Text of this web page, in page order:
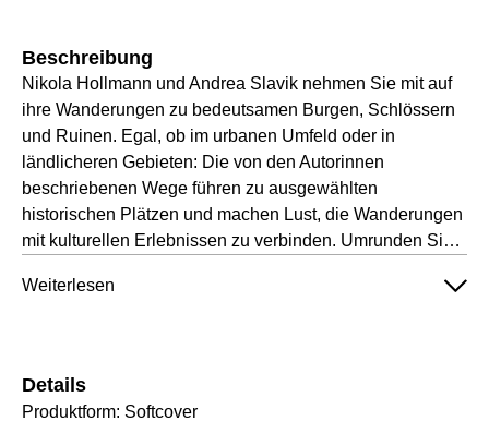
Beschreibung
Nikola Hollmann und Andrea Slavik nehmen Sie mit auf
ihre Wanderungen zu bedeutsamen Burgen, Schlössern
und Ruinen. Egal, ob im urbanen Umfeld oder in
ländlicheren Gebieten: Die von den Autorinnen
beschriebenen Wege führen zu ausgewählten
historischen Plätzen und machen Lust, die Wanderungen
mit kulturellen Erlebnissen zu verbinden. Umrunden Sie
Ruhr zu Schloss Broich in Mülheim und genießen Sie die
durch praktische Karten sowie Hintergrundinfos zu den
Weiterlesen
Details
Produktform: Softcover